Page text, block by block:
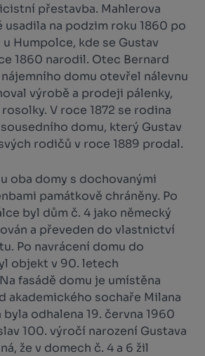
přestavba. Mahlerova
usadila na podzim roku 1860 po
Humpolce, kde se Gustav
1860 narodil. Otec Bernard
domu otevřel nálevnu
výrobě a prodeji pálenky,
V roce 1872 se rodina
domu, který Gustav
rodičů v roce 1889 prodal.
oba domy s dochovanými
památkově chráněny. Po
byl dům č. 4 jako německý
a převeden do vlastnictví
Po navrácení domu do
objekt v 90. letech
fasádě domu je umístěna
akademického sochaře Milana
odhalena 19. června 1960
100. výročí narození Gustava
že v domech č. 4 a 6 žil